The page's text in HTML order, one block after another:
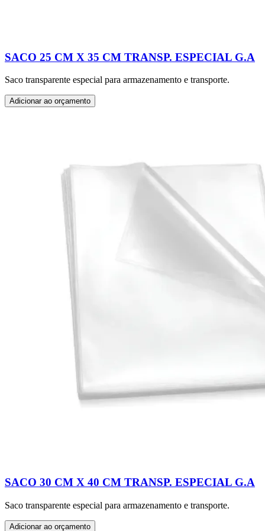
SACO 25 CM X 35 CM TRANSP. ESPECIAL G.A
Saco transparente especial para armazenamento e transporte.
Adicionar ao orçamento
SACO 30 CM X 40 CM TRANSP. ESPECIAL G.A
Saco transparente especial para armazenamento e transporte.
Adicionar ao orçamento